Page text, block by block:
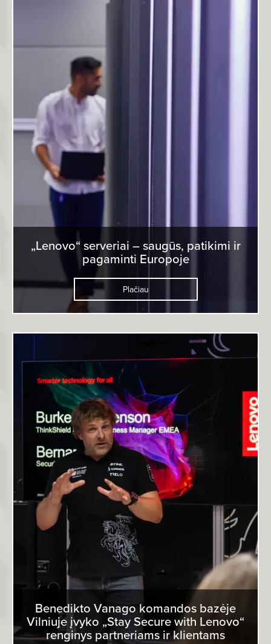
„Lenovo“ serveriai – saugūs, patikimi ir
pagaminti Europoje
Plačiau
Benedikto Vanago komandos bazėje
Vilniuje įvyko „Stay Secure with Lenovo“
renginys partneriams ir klientams